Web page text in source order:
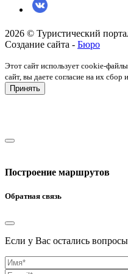
2026 © Туристический
Создание сайта - Бюро
Этот сайт использует cookie-
сайт, вы даете согласие на их
Принять
Построение маршрутов
Обратная связь
Если у Вас остались